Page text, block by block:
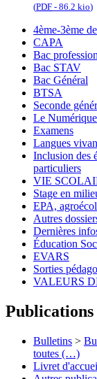
(PDF - 86.2 kio)
4ème-3ème
CAPA
Bac
Bac STAV
Bac Général
BTSA
Seconde
Le
Examens
Langues
Inclusion des
particuliers
VIE
Stage en
EPA,
Autres
Dernières
Éducation
EVARS
Sorties
VALEURS
Publications
Bulletins >
toutes (…)
Livret